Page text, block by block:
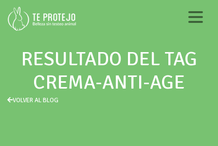
RESULTADO DEL TAG
CREMA-ANTI-AGE
VOLVER AL BLOG